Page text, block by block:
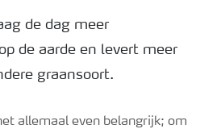
de dag meer
de aarde en levert meer
graansoort.
allemaal even belangrijk; om